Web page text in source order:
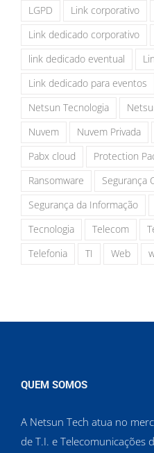
LGPD
Link corporativo
Link dedicado corporativo
link dedicado eventual
Link dedicado para eventos
Netsun Tecnologia
Nuvem
Nuvem Privada
Pabx cloud
Protection
Ransomware
Segurança
Segurança da Informação
Tecnologia
Telecom
Telefonia
TI Web
QUEM SOMOS
A Netsun Tech atua no
de T.I. e Telecomunicações